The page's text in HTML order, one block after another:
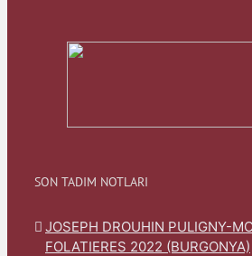
SON TADIM NOTLARI
JOSEPH DROUHIN PULIGNY-
FOLATIERES 2022 (BURGONYA)